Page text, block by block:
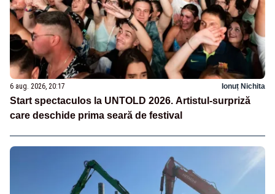
6 aug. 2026, 20:17 Ionuț Nichita
Start spectaculos la UNTOLD 2026. Artistul-surpriză
care deschide prima seară de festival